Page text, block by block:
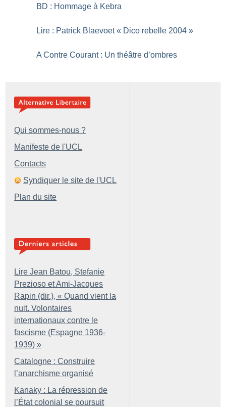
BD : Hommage à Kebra
Lire : Patrick Blaevoet « Dico rebelle 2004 »
A Contre Courant : Un théâtre d’ombres
Qui sommes-nous ?
Manifeste de l'UCL
Contacts
Syndiquer le site de l'UCL
Plan du site
Lire Jean Batou, Stefanie
Prezioso et Ami-Jacques
Rapin (dir.), « Quand vient la
nuit. Volontaires
internationaux contre le
fascisme (Espagne 1936-
1939) »
Catalogne : Construire
l’anarchisme organisé
Kanaky : La répression de
l’État colonial se poursuit